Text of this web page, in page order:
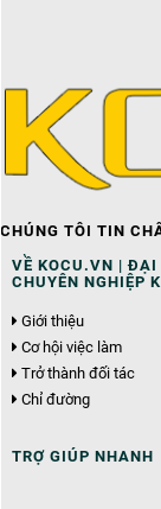
CHÚNG TÔI TIN
VỀ KOCU.VN | ĐẠI
CHUYÊN NGHIỆP
Giới thiệu
Cơ hội việc làm
Trở thành đối tác
Chỉ đường
TRỢ GIÚP NHANH